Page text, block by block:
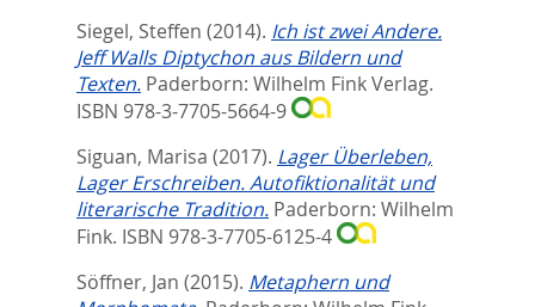
Siegel, Steffen (2014). Ich ist zwei Andere.
Jeff Walls Diptychon aus Bildern und
Texten. Paderborn: Wilhelm Fink Verlag.
ISBN 978-3-7705-5664-9
Siguan, Marisa (2017). Lager Überleben,
Lager Erschreiben. Autofiktionalität und
literarische Tradition. Paderborn: Wilhelm
Fink. ISBN 978-3-7705-6125-4
Söffner, Jan (2015). Metaphern und